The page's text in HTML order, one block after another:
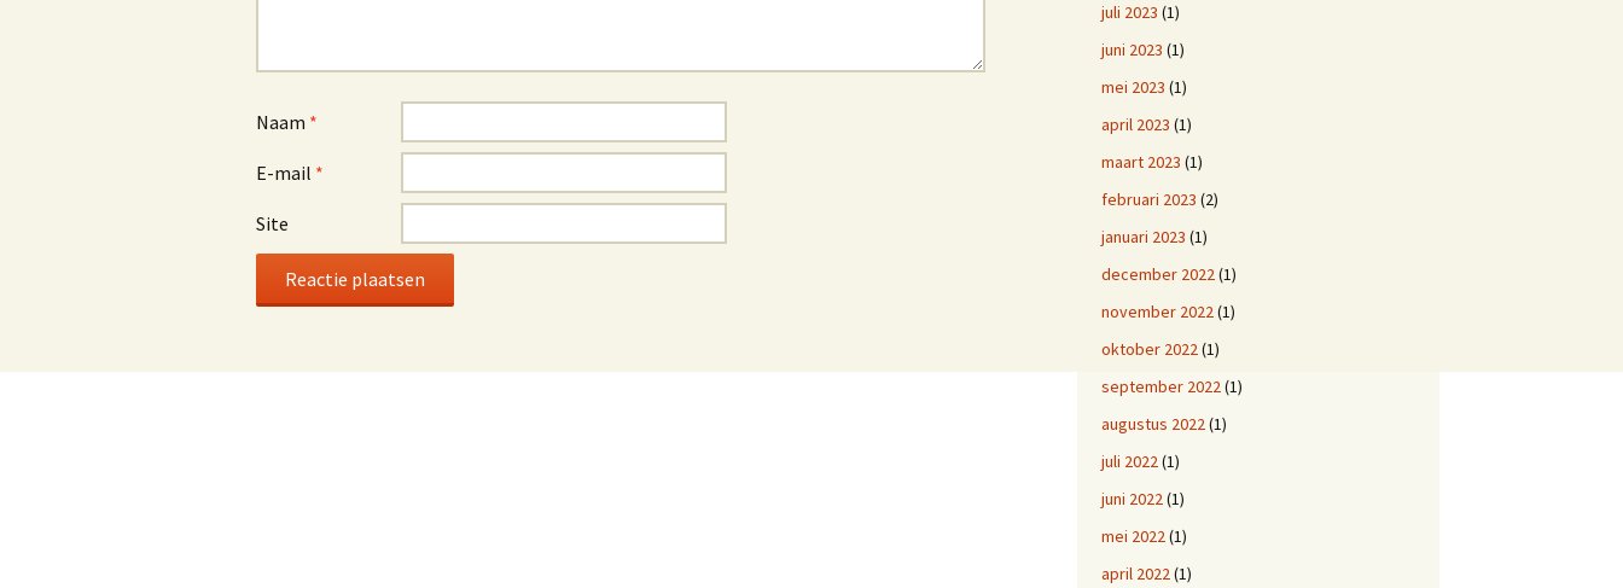
Naam *
E-mail *
Site
juli 2023 (1)
juni 2023 (1)
mei 2023 (1)
april 2023 (1)
maart 2023 (1)
februari 2023 (2)
januari 2023 (1)
december 2022(1)
november 2022(1)
oktober 2022(1)
september 2022(1)
augustus 2022(1)
juli 2022(1)
juni 2022(1)
mei 2022(1)
april 2022(1)